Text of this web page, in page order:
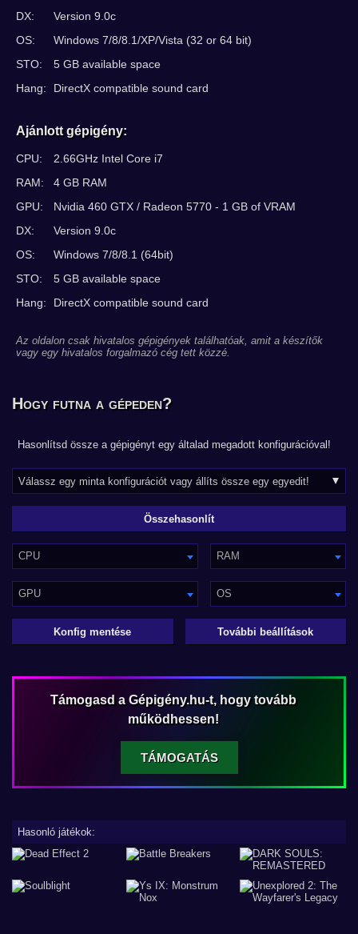
DX:
Version 9.0c
OS:
Windows 7/8/8.1/XP/Vista (32 or 64 bit)
STO:
5 GB available space
Hang:
DirectX compatible sound card
Ajánlott gépigény:
CPU:
2.66GHz Intel Core i7
RAM:
4 GB RAM
GPU:
Nvidia 460 GTX / Radeon 5770 - 1 GB of VRAM
DX:
Version 9.0c
OS:
Windows 7/8/8.1 (64bit)
STO:
5 GB available space
Hang:
DirectX compatible sound card
Az oldalon csak hivatalos gépigények találhatóak, amit a készítők
vagy egy hivatalos forgalmazó cég tett közzé.
Hogy futna a gépeden?
Hasonlítsd össze a gépigényt egy általad megadott konfigurációval!
CPU RAM
GPU OS
Konfig mentése További beállítások
Támogasd a Gépigény.hu-t, hogy tovább
működhessen!
TÁMOGATÁS
Hasonló játékok: